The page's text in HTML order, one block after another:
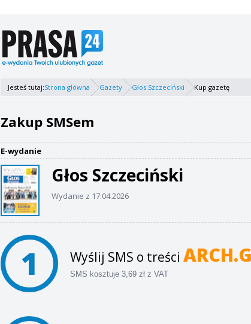
Jesteś tutaj:Strona główna Gazety Głos Szczeciński Kup gazetę
Zakup SMSem
E-wydanie
Głos Szczeciński
Wydanie z 17.04.2026
1 Wyślij SMS o treści
SMS kosztuje 3,69 zł z VAT